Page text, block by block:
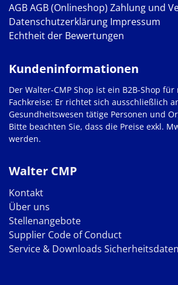
AGBAGB (Onlineshop) Zahlung und
Datenschutzerklärung Impressum
Echtheit der Bewertungen
Walter CMP
Kontakt
Über uns
Stellenangebote
Supplier Code of Conduct
Service & Downloads
Kundeninformationen
Der Walter-CMP Shop ist ein B2B-Shop
Fachkreise: Er richtet sich ausschließlich
Gesundheitswesen tätige Personen und
Bitte beachten Sie, dass die Preise exkl.
werden.